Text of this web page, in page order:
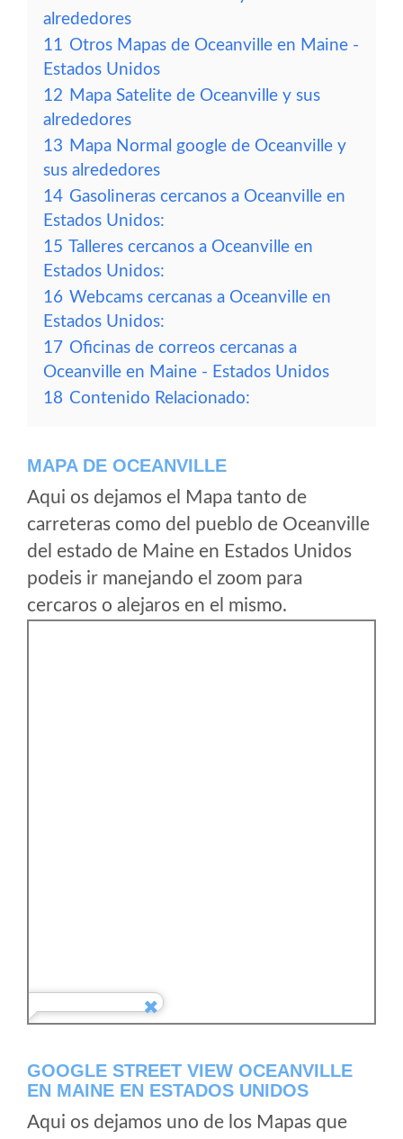
alrededores
11 Otros Mapas de Oceanville en Maine -
Estados Unidos
12 Mapa Satelite de Oceanville y sus
alrededores
13 Mapa Normal google de Oceanville y
sus alrededores
14 Gasolineras cercanos a Oceanville en
Estados Unidos:
15 Talleres cercanos a Oceanville en
Estados Unidos:
16 Webcams cercanas a Oceanville en
Estados Unidos:
17 Oficinas de correos cercanas a
Oceanville en Maine - Estados Unidos
18 Contenido Relacionado:
MAPA DE OCEANVILLE
Aqui os dejamos el Mapa tanto de
carreteras como del pueblo de Oceanville
del estado de Maine en Estados Unidos
podeis ir manejando el zoom para
cercaros o alejaros en el mismo.
GOOGLE STREET VIEW OCEANVILLE
EN MAINE EN ESTADOS UNIDOS
Aqui os dejamos uno de los Mapas que